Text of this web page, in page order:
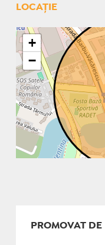
LOCAȚIE
+
−
PROMOVAT DE